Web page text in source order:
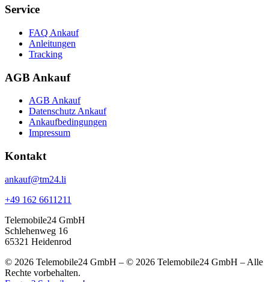
Service
FAQ Ankauf
Anleitungen
Tracking
AGB Ankauf
AGB Ankauf
Datenschutz Ankauf
Ankaufbedingungen
Impressum
Kontakt
ankauf@tm24.li
+49 162 6611211
Telemobile24 GmbH
Schlehenweg 16
65321 Heidenrod
© 2026 Telemobile24 GmbH – © 2026 Telemobile24 GmbH – Alle
Rechte vorbehalten.